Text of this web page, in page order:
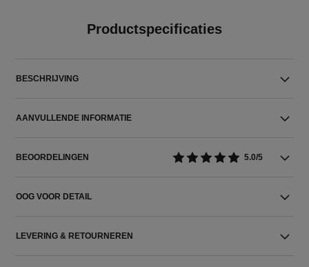
Productspecificaties
BESCHRIJVING
AANVULLENDE INFORMATIE
BEOORDELINGEN 5.0/5
OOG VOOR DETAIL
LEVERING & RETOURNEREN